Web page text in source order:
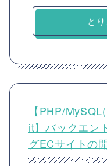
と
【PHP/
it】バックエン
グECサイトの